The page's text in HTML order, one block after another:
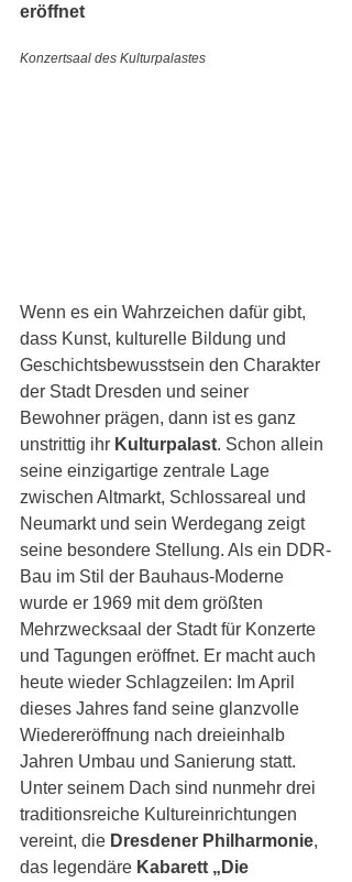
eröffnet
Konzertsaal des Kulturpalastes
Wenn es ein Wahrzeichen dafür gibt,
dass Kunst, kulturelle Bildung und
Geschichtsbewusstsein den Charakter
der Stadt Dresden und seiner
Bewohner prägen, dann ist es ganz
unstrittig ihr Kulturpalast. Schon allein
seine einzigartige zentrale Lage
zwischen Altmarkt, Schlossareal und
Neumarkt und sein Werdegang zeigt
seine besondere Stellung. Als ein DDR-
Bau im Stil der Bauhaus-Moderne
wurde er 1969 mit dem größten
Mehrzwecksaal der Stadt für Konzerte
und Tagungen eröffnet. Er macht auch
heute wieder Schlagzeilen: Im April
dieses Jahres fand seine glanzvolle
Wiedereröffnung nach dreieinhalb
Jahren Umbau und Sanierung statt.
Unter seinem Dach sind nunmehr drei
traditionsreiche Kultureinrichtungen
vereint, die Dresdener Philharmonie,
das legendäre Kabarett „Die